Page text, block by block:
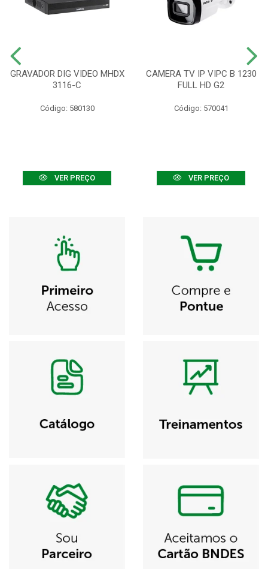
GRAVADOR DIG VIDEO MHDX
3116-C
Código: 580130
VER PREÇO
CAMERA TV IP VIPC B 1230
FULL HD G2
Código: 570041
VER PREÇO